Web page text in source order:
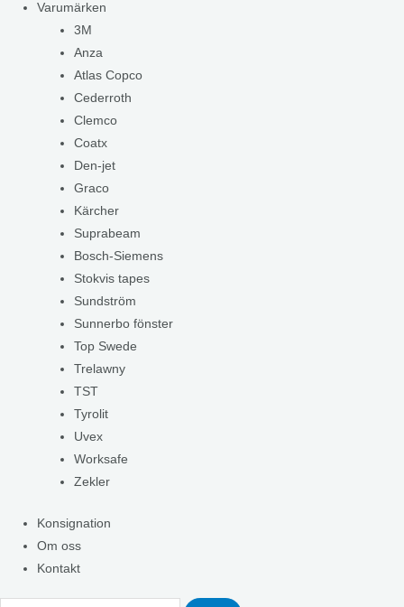
Varumärken
3M
Anza
Atlas Copco
Cederroth
Clemco
Coatx
Den-jet
Graco
Kärcher
Suprabeam
Bosch-Siemens
Stokvis tapes
Sundström
Sunnerbo fönster
Top Swede
Trelawny
TST
Tyrolit
Uvex
Worksafe
Zekler
Konsignation
Om oss
Kontakt